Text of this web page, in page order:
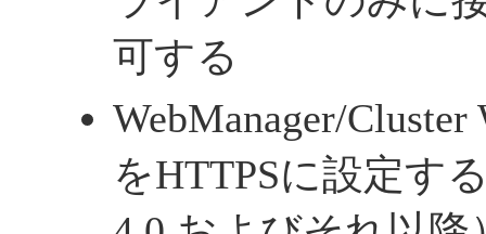
可する
WebManager/
をHTTPSに設定す